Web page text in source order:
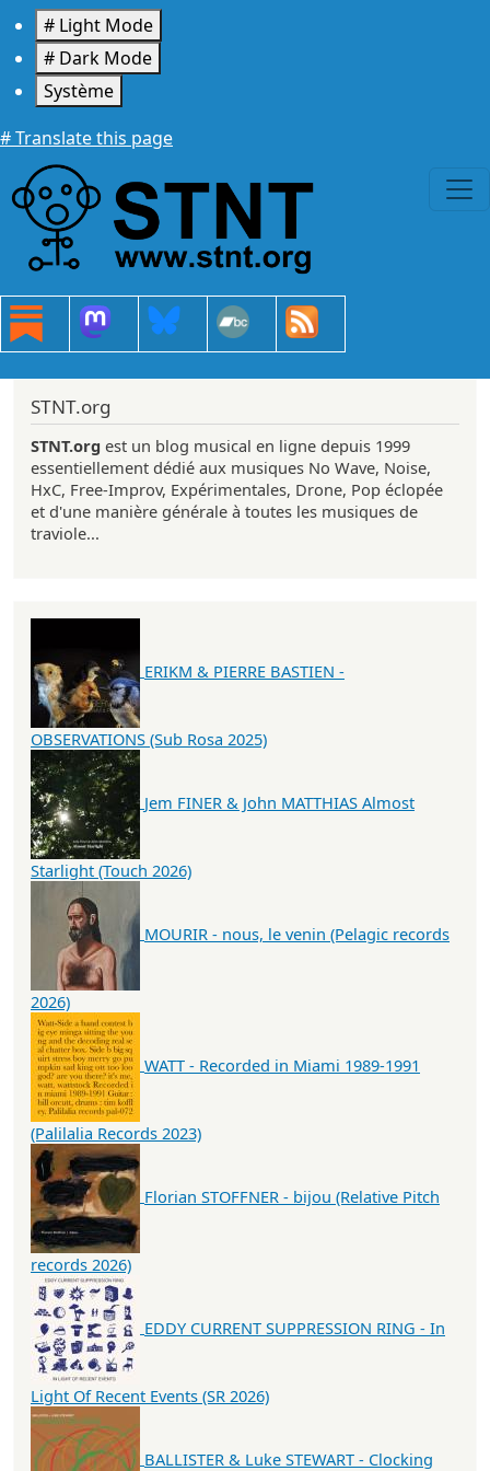
Aller au contenu principal
# Light Mode
# Dark Mode
Système
# Translate this page
STNT.org
STNT.org est un blog musical en ligne depuis 1999
essentiellement dédié aux musiques No Wave, Noise,
HxC, Free-Improv, Expérimentales, Drone, Pop éclopée
et d'une manière générale à toutes les musiques de
traviole...
ERIKM & PIERRE BASTIEN -
OBSERVATIONS (Sub Rosa 2025)
Jem FINER & John MATTHIAS Almost
Starlight (Touch 2026)
MOURIR - nous, le venin (Pelagic records
2026)
WATT - Recorded in Miami 1989-1991
(Palilalia Records 2023)
Florian STOFFNER - bijou (Relative Pitch
records 2026)
EDDY CURRENT SUPPRESSION RING - In
Light Of Recent Events (SR 2026)
BALLISTER & Luke STEWART - Clocking